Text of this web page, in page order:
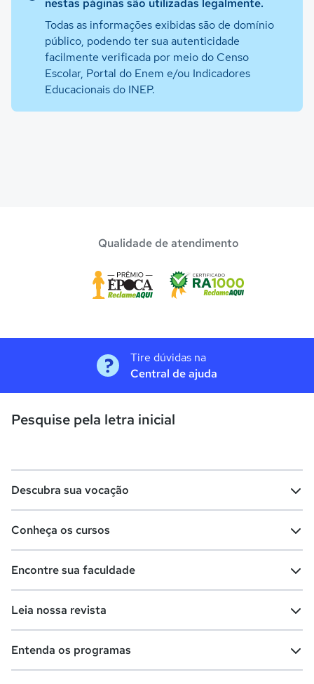
nestas páginas são utilizadas legalmente.
Todas as informações exibidas são de domínio
público, podendo ter sua autenticidade
facilmente verificada por meio do Censo
Escolar, Portal do Enem e/ou Indicadores
Educacionais do INEP.
Qualidade de atendimento
Tire dúvidas na
Central de ajuda
Pesquise pela letra inicial
Descubra sua vocação
Conheça os cursos
Cursos técnicos
Encontre sua faculdade
Comunidade Quero
Leia nossa revista
Entenda os programas